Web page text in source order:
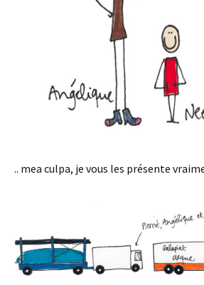
.. mea culpa, je vous les présente